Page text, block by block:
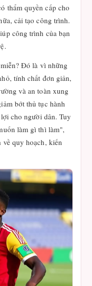
thẩm quyền cấp cho
cải tạo công trình.
công trình của bạn
Đó là vì những
tính chất đơn giản,
và an toàn xung
bớt thủ tục hành
cho người dân. Tuy
làm gì thì làm",
về quy hoạch, kiến